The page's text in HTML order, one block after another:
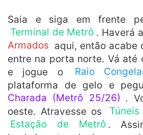
Saia e siga em frente
Terminal de Metrô . Haverá
Armados aqui, então acabe
entre na porta norte. Vá até
e jogue o
Raio
plataforma de gelo e
Charada (Metrô 25/26) .
oeste. Atravesse os
Estação de Metrô .